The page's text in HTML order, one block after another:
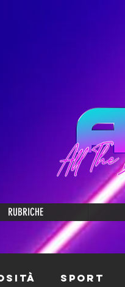
RUBRICHE
Sport